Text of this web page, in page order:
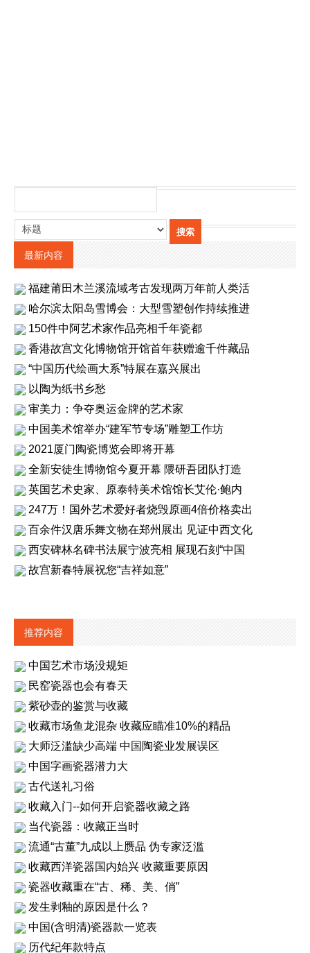
最新内容
福建莆田木兰溪流域考古发现两万年前人类活
哈尔滨太阳岛雪博会：大型雪塑创作持续推进
150件中阿艺术家作品亮相千年瓷都
香港故宫文化博物馆开馆首年获赠逾千件藏品
“中国历代绘画大系”特展在嘉兴展出
以陶为纸书乡愁
审美力：争夺奥运金牌的艺术家
中国美术馆举办“建军节专场”雕塑工作坊
2021厦门陶瓷博览会即将开幕
全新安徒生博物馆今夏开幕 隈研吾团队打造
英国艺术史家、原泰特美术馆馆长艾伦·鲍内
247万！国外艺术爱好者烧毁原画4倍价格卖出
百余件汉唐乐舞文物在郑州展出 见证中西文化
西安碑林名碑书法展宁波亮相 展现石刻“中国
故宫新春特展祝您“吉祥如意”
推荐内容
中国艺术市场没规矩
民窑瓷器也会有春天
紫砂壶的鉴赏与收藏
收藏市场鱼龙混杂 收藏应瞄准10%的精品
大师泛滥缺少高端 中国陶瓷业发展误区
中国字画瓷器潜力大
古代送礼习俗
收藏入门--如何开启瓷器收藏之路
当代瓷器：收藏正当时
流通“古董”九成以上赝品 伪专家泛滥
收藏西洋瓷器国内始兴 收藏重要原因
瓷器收藏重在“古、稀、美、俏”
发生剥釉的原因是什么？
中国(含明清)瓷器款一览表
历代纪年款特点